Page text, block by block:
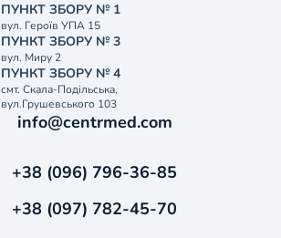
ПУНКТ ЗБОРУ № 1
вул. Героїв УПА 15
ПУНКТ ЗБОРУ № 3
вул. Миру 2
ПУНКТ ЗБОРУ № 4
смт. Скала-Подільська,
вул.Грушевського 103
info@centrmed.com
+38 (096) 796-36-85
+38 (097) 782-45-70